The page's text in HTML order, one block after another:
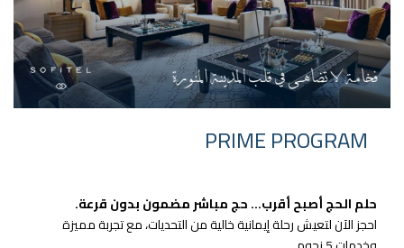
PRIME PROGRAM